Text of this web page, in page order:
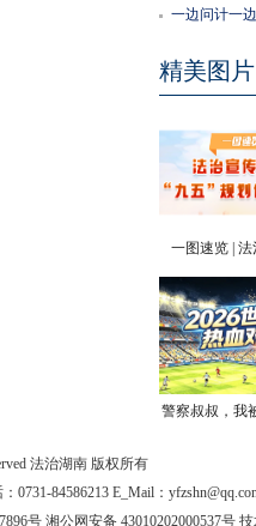
精美图片
一图速览 |
育“九五”规
警察叔叔，
法治湖南 版权所有
84586213 E_Mail：
号 湘公网安备 43010202000537号